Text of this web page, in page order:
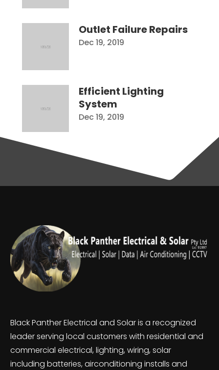
Outlet Failure Repairs
Dec 19, 2019
Efficient Lighting
System
Dec 19, 2019
Black Panther Electrical and Solar is a recognized
leader serving local customers with residential and
commercial electrical, lighting, wiring, solar
including batteries, airconditioning installs and